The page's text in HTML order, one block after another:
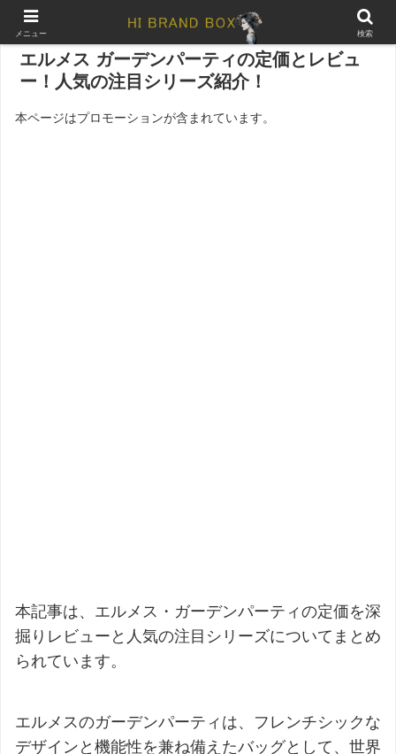
エルメス ガーデンパーティの定価とレビュ
ー！人気の注目シリーズ紹介！
本ページはプロモーションが含まれています。
本記事は、エルメス・ガーデンパーティの定価を深
掘りレビューと人気の注目シリーズについてまとめ
られています。
エルメスのガーデンパーティは、フレンチシックな
デザインと機能性を兼ね備えたバッグとして、世界
メニュー 検索